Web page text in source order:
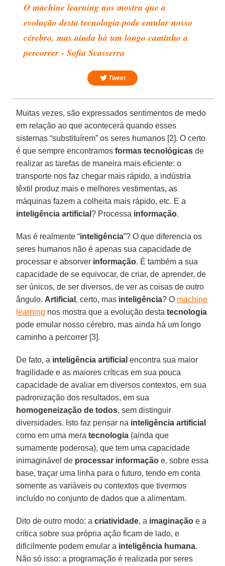
O machine learning nos mostra que a
evolução desta tecnologia pode emular nosso
cérebro, mas ainda há um longo caminho a
percorrer - Sofia Scasserra
Tweet
Muitas vezes, são expressados sentimentos de medo
em relação ao que acontecerá quando esses
sistemas “substituírem” os seres humanos [2]. O certo
é que sempre encontramosformas tecnológicas de
realizar as tarefas de maneira mais eficiente: o
transporte nos faz chegar mais rápido, a indústria
têxtil produz mais e melhores vestimentas, as
máquinas fazem a colheita mais rápido, etc. E a
inteligência artificial? Processa informação.
Mas é realmente “inteligência”? O que diferencia os
seres humanos não é apenas sua capacidade de
processar e absorver informação. É também a sua
capacidade de se equivocar, de criar, de aprender, de
ser únicos, de ser diversos, de ver as coisas de outro
ângulo. Artificial , certo, mas inteligência? O machine
learning nos mostra que a evolução destatecnologia
pode emular nosso cérebro, mas ainda há um longo
caminho a percorrer [3].
De fato, a inteligência artificial encontra sua maior
fragilidade e as maiores críticas em sua pouca
capacidade de avaliar em diversos contextos, em sua
padronização dos resultados, em sua
homogeneização de todos, sem distinguir
diversidades. Isto faz pensar na inteligência artificial
como em uma meratecnologia (ainda que
sumamente poderosa), que tem uma capacidade
inimaginável de processar informação e, sobre essa
base, traçar uma linha para o futuro, tendo em conta
somente as variáveis ou contextos que tivermos
incluído no conjunto de dados que a alimentam.
Dito de outro modo: acriatividade, a imaginação e a
crítica sobre sua própria ação ficam de lado, e
dificilmente podem emular a inteligência humana.
Não só isso: a programação é realizada por seres